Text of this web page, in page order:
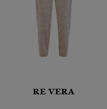
RE VERA